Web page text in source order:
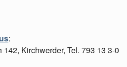
:
Kirchwerder, Tel. 793 13 3-0